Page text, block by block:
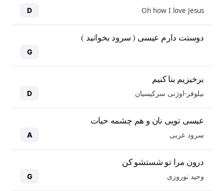
Oh how I love Jesus
D
دوستت دارم عیسی ( سرود بخوانید )
G
برخیزیم بنا کنیم
نیلوفر-اوژنی سرکیسیان D
عیسی تویی نان و هم چشمه حیات
سرود عربی A
درون مرا تو شستشو کن
وحید نوروزی G